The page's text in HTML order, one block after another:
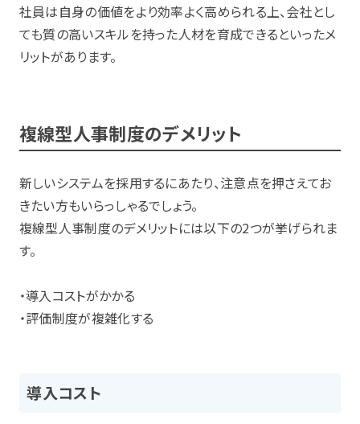
社員は自身の価値をより効率よく高められる上、会社とし
ても質の高いスキルを持った人材を育成できるといったメ
リットがあります。
複線型人事制度のデメリット
新しいシステムを採用するにあたり、注意点を押さえてお
きたい方もいらっしゃるでしょう。
複線型人事制度のデメリットには以下の2つが挙げられま
す。
・導入コストがかかる
・評価制度が複雑化する
導入コスト